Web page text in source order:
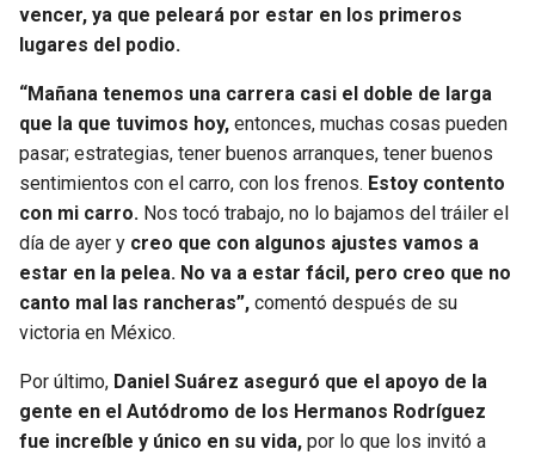
vencer, ya que peleará por estar en los primeros
lugares del podio.
“Mañana tenemos una carrera casi el doble de larga
que la que tuvimos hoy, entonces, muchas cosas pueden
pasar; estrategias, tener buenos arranques, tener buenos
sentimientos con el carro, con los frenos. Estoy contento
con mi carro. Nos tocó trabajo, no lo bajamos del tráiler el
día de ayer y creo que con algunos ajustes vamos a
estar en la pelea. No va a estar fácil, pero creo que no
canto mal las rancheras”, comentó después de su
victoria en México.
Por último, Daniel Suárez aseguró que el apoyo de la
gente en el Autódromo de los Hermanos Rodríguez
fue increíble y único en su vida, por lo que los invitó a